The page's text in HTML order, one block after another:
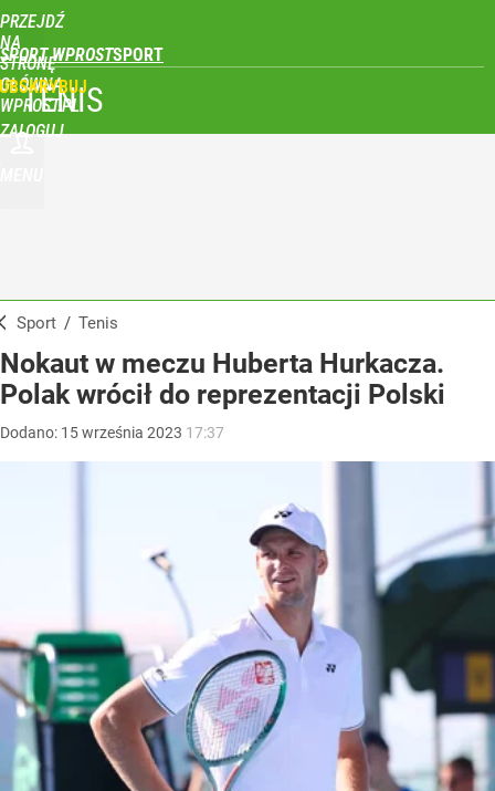
PRZEJDŹ
NA
STRONĘ
GŁÓWNĄ
WPROST.PL
SPORT WPROST
ZALOGUJ
TENIS
Sport / Tenis
Nokaut w meczu Huberta Hurkacza.
Polak wrócił do reprezentacji Polski
Dodano: 15września 2023 17:37